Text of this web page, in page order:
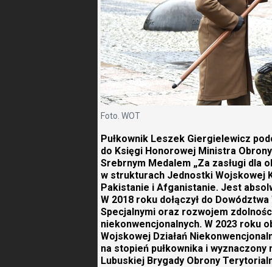
Foto. WOT
Pułkownik Leszek Giergielewicz
do Księgi Honorowej Ministra
Srebrnym Medalem „Za zasługi dla
w strukturach Jednostki Wojskowej
Pakistanie i Afganistanie. Jest
W 2018 roku dołączył do
Specjalnymi oraz rozwojem
niekonwencjonalnych. W 2023 roku
Wojskowej Działań
na stopień pułkownika i
Lubuskiej Brygady Obrony